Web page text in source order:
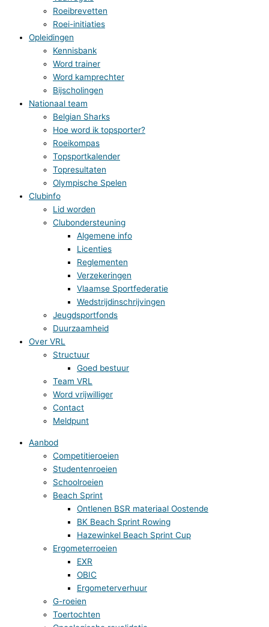
Roeibrevetten
Roei-initiaties
Opleidingen
Kennisbank
Word trainer
Word kamprechter
Bijscholingen
Nationaal team
Belgian Sharks
Hoe word ik topsporter?
Roeikompas
Topsportkalender
Topresultaten
Olympische Spelen
Clubinfo
Lid worden
Clubondersteuning
Algemene info
Licenties
Reglementen
Verzekeringen
Vlaamse Sportfederatie
Wedstrijdinschrijvingen
Jeugdsportfonds
Duurzaamheid
Over VRL
Structuur
Goed bestuur
Team VRL
Word vrijwilliger
Contact
Meldpunt
Aanbod
Competitieroeien
Studentenroeien
Schoolroeien
Beach Sprint
Ontlenen BSR materiaal Oostende
BK Beach Sprint Rowing
Hazewinkel Beach Sprint Cup
Ergometerroeien
EXR
OBIC
Ergometerverhuur
G-roeien
Toertochten